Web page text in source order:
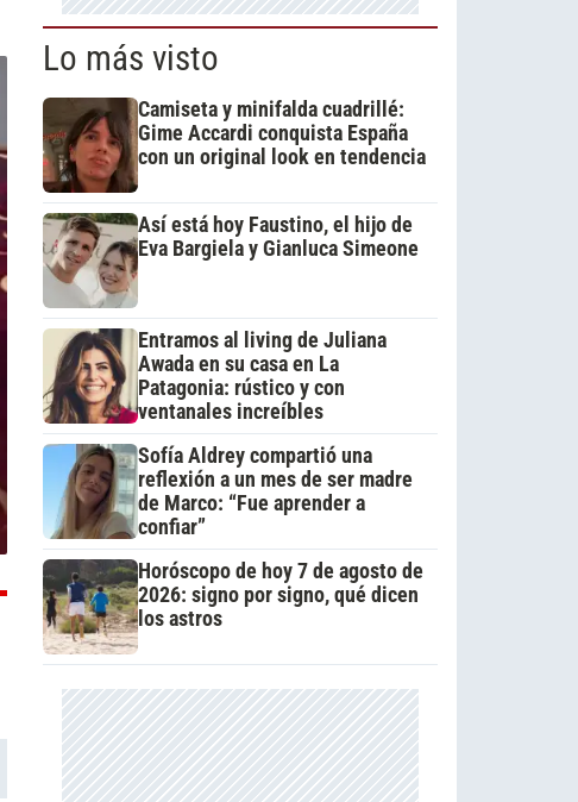
Lo más visto
Camiseta y minifalda cuadrillé:
Gime Accardi conquista España
con un original look en tendencia
Así está hoy Faustino, el hijo de
Eva Bargiela y Gianluca Simeone
Entramos al living de Juliana
Awada en su casa en La
Patagonia: rústico y con
ventanales increíbles
Sofía Aldrey compartió una
reflexión a un mes de ser madre
de Marco: “Fue aprender a
confiar”
Horóscopo de hoy 7 de agosto de
2026: signo por signo, qué dicen
los astros